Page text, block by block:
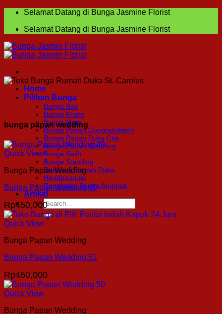
Skip
content
Selamat Datang di Bunga Jasmine Florist
Selamat Datang di Bunga Jasmine Florist
Home
Pilihan Bunga
Bunga Box
Bunga Krans
Bunga Meja
Bunga Papan Congratulation
Bunga Papan Duka Cita
Bunga Papan Wedding
Bunga Salib
Bunga Standing
Dekorasi Rumah Duka
Handbouquet
Rangkaian Bunga Anggrek
Artikel
Search
for:
bunga papan wedding
Quick View
Bunga Papan Wedding
Bunga Papan Wedding 49
Rp450,000
Quick View
Bunga Papan Wedding
Bunga Papan Wedding 51
Rp450,000
Quick View
Bunga Papan Wedding